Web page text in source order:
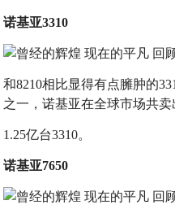
诺基亚3310
和8210相比显得有点臃肿的
之一，诺基亚在全球市场共卖
1.25亿台3310。
诺基亚7650